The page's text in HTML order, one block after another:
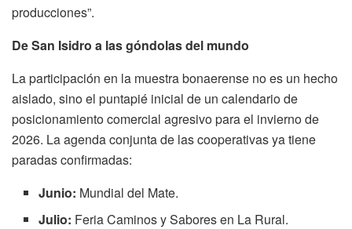
producciones”.
De San Isidro a las góndolas del mundo
La participación en la muestra bonaerense no es un hecho
aislado, sino el puntapié inicial de un calendario de
posicionamiento comercial agresivo para el invierno de
2026. La agenda conjunta de las cooperativas ya tiene
paradas confirmadas:
Junio: Mundial del Mate.
Julio: Feria Caminos y Sabores en La Rural.